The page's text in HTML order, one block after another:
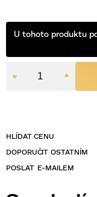
POSLAT
U tohoto produktu